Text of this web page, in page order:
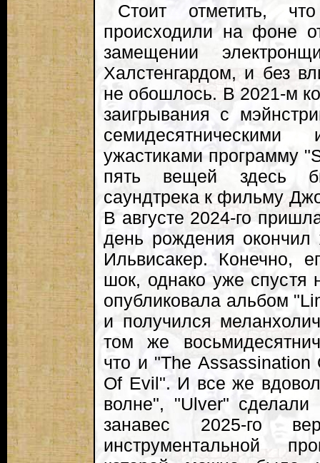
Стоит отметить,
происходили на фоне
замещении
Халстенгардом, и без
не обошлось. В 2021-м
заигрывания с
семидесятническими
ужастиками программу
пять вещей здесь
саундтрека к фильму
В августе 2024-го
день рождения окончил
Ильвисакер. Конечно,
шок, однако уже спустя
опубликовала альбом
и получился
том же
что и "The
Of Evil". И все же
волне", "Ulver" сделали
занавес 2025-го
инструментальной